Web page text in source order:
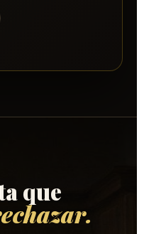
que